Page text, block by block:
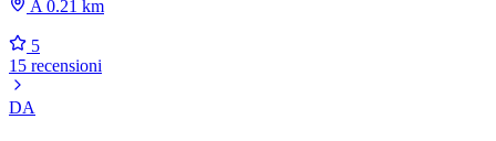
A 0.21 km
5
15 recensioni
DA